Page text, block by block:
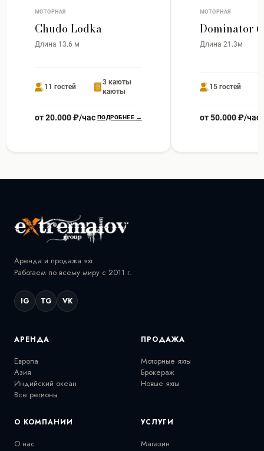
МОТОРНАЯ
Chudo Lodka
Длина 13.6 м
11 гостей
3 каюты
каюты
от 20.000 ₽/час ПОДРОБНЕЕ →
МОТОРНАЯ
Dominator
Длина 21.3м
15 гостей
от 50.000 ₽/час
Аренда и продажа яхт.
Работаем по всему миру с 2011 г.
IG TG VK
АРЕНДА
Европа
Азия
Индийский океан
Все регионы
ПРОДАЖА
Моторные яхты
Брокераж
Новые яхты
О КОМПАНИИ
О нас
УСЛУГИ
Магазин